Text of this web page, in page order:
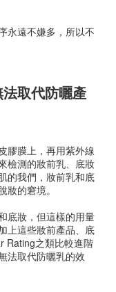
永遠不嫌多，所以不
取代防曬產
膠膜上，再用紫外線
檢測的妝前乳、底妝
的我們，妝前乳和底
的窘境。
底妝，但這樣的用量
上這些妝前產品、底
Rating之類比較進階
法取代防曬乳的效